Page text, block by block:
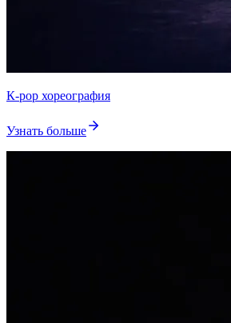
К-pop хореография
Узнать больше